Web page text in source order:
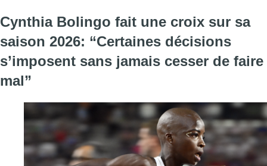
Cynthia Bolingo fait une croix sur sa
saison 2026: “Certaines décisions
s’imposent sans jamais cesser de faire
mal”